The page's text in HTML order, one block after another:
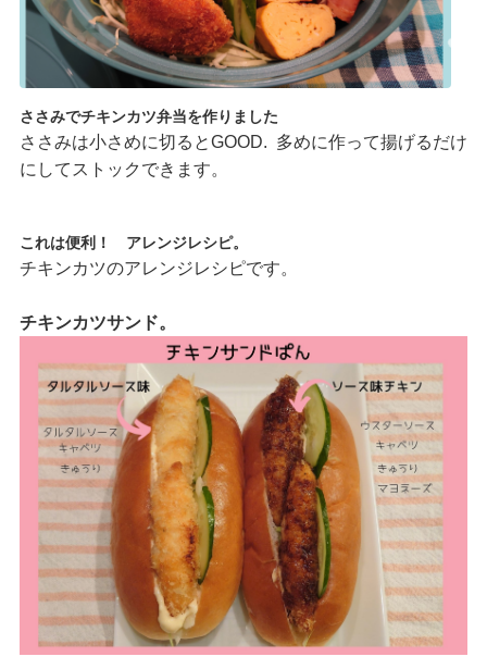
ささみでチキンカツ弁当を作りました
ささみは小さめに切るとGOOD. 多めに作って揚げるだけ
にしてストックできます。
これは便利！ アレンジレシピ。
チキンカツのアレンジレシピです。
チキンカツサンド。